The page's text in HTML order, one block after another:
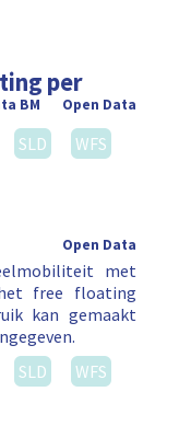
per
Open Data
BM
SLD
WFS
Open Data
met
free floating
kan gemaakt
SLD
WFS